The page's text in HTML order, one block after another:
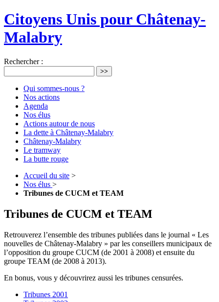
Citoyens Unis pour Châtenay-
Malabry
Rechercher :
>>
Qui sommes-nous ?
Nos actions
Agenda
Nos élus
Actions autour de nous
La dette à Châtenay-Malabry
Châtenay-Malabry
Le tramway
La butte rouge
Accueil du site >
Nos élus >
Tribunes de CUCM et TEAM
Tribunes de CUCM et TEAM
Retrouverez l’ensemble des tribunes publiées dans le journal « Les
nouvelles de Châtenay-Malabry » par les conseillers municipaux de
l’opposition du groupe CUCM (de 2001 à 2008) et ensuite du
groupe TEAM (de 2008 à 2013).
En bonus, vous y découvrirez aussi les tribunes censurées.
Tribunes 2001